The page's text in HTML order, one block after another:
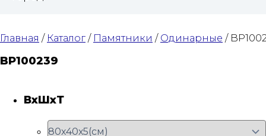
Главная / Каталог / Памятники / Одинарные /
BP100239
ВхШхТ